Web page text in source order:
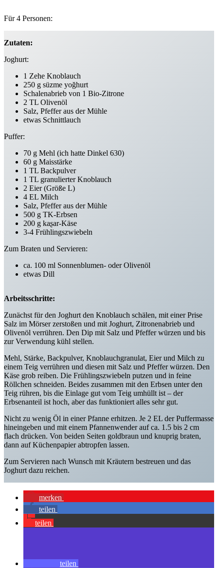
Für 4 Personen:
Zutaten:
Joghurt:
1 Zehe Knoblauch
250 g süzme yoğhurt
Schalenabrieb von 1 Bio-Zitrone
2 TL Olivenöl
Salz, Pfeffer aus der Mühle
etwas Schnittlauch
Puffer:
70 g Mehl (ich hatte Dinkel 630)
60 g Maisstärke
1 TL Backpulver
1 TL granulierter Knoblauch
2 Eier (Größe L)
4 EL Milch
Salz, Pfeffer aus der Mühle
500 g TK-Erbsen
200 g kaʂar-Käse
3-4 Frühlingszwiebeln
Zum Braten und Servieren:
ca. 100 ml Sonnenblumen- oder Olivenöl
etwas Dill
Arbeitsschritte:
Zunächst für den Joghurt den Knoblauch schälen, mit einer Prise
Salz im Mörser zerstoßen und mit Joghurt, Zitronenabrieb und
Olivenöl verrühren. Den Dip mit Salz und Pfeffer würzen und bis
zur Verwendung kühl stellen.
Mehl, Stärke, Backpulver, Knoblauchgranulat, Eier und Milch zu
einem Teig verrühren und diesen mit Salz und Pfeffer würzen. Den
Käse grob reiben. Die Frühlingszwiebeln putzen und in feine
Röllchen schneiden. Beides zusammen mit den Erbsen unter den
Teig rühren, bis die Einlage gut vom Teig umhüllt ist – der
Erbsenanteil ist hoch, aber das funktioniert alles sehr gut.
Nicht zu wenig Öl in einer Pfanne erhitzen. Je 2 EL der Puffermasse
hineingeben und mit einem Pfannenwender auf ca. 1.5 bis 2 cm
flach drücken. Von beiden Seiten goldbraun und knuprig braten,
dann auf Küchenpapier abtropfen lassen.
Zum Servieren nach Wunsch mit Kräutern bestreuen und das
Joghurt dazu reichen.
merken
teilen
teilen
teilen